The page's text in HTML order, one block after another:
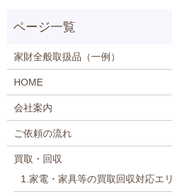
家財全般取扱品（一例）
HOME
会社案内
ご依頼の流れ
買取・回収
1.家電・家具等の買取回収対応エ